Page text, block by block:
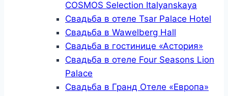
COSMOS Selection Italyanskaya
Свадьба в отеле Tsar Palace Hotel
Свадьба в Wawelberg Hall
Свадьба в гостинице «Астория»
Свадьба в отеле Four Seasons Lion
Palace
Свадьба в Гранд Отеле «Европа»